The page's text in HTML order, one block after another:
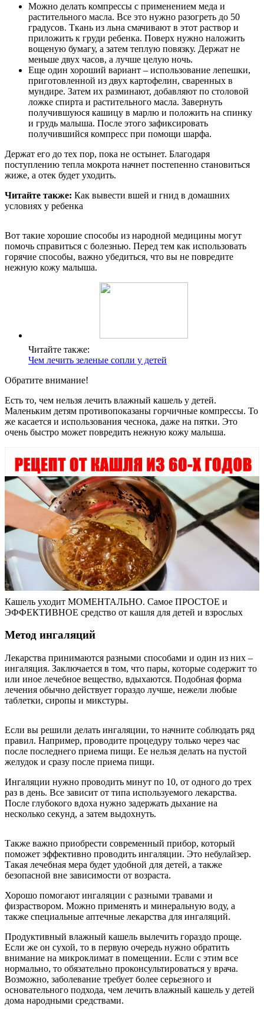
Можно делать компрессы с применением меда и
растительного масла. Все это нужно разогреть до 50
градусов. Ткань из льна смачивают в этот раствор и
приложить к груди ребенка. Поверх нужно наложить
вощеную бумагу, а затем теплую повязку. Держат не
меньше двух часов, а лучше целую ночь.
Еще один хороший вариант – использование лепешки,
приготовленной из двух картофелин, сваренных в
мундире. Затем их разминают, добавляют по столовой
ложке спирта и растительного масла. Завернуть
получившуюся кашицу в марлю и положить на спинку
и грудь малыша. После этого зафиксировать
получившийся компресс при помощи шарфа.
Держат его до тех пор, пока не остынет. Благодаря
поступлению тепла мокрота начнет постепенно становиться
жиже, а отек будет уходить.
Читайте также: Как вывести вшей и гнид в домашних
условиях у ребенка
Вот такие хорошие способы из народной медицины могут
помочь справиться с болезнью. Перед тем как использовать
горячие способы, важно убедиться, что вы не повредите
нежную кожу малыша.
Читайте также:
Чем лечить зеленые сопли у детей
Обратите внимание!
Есть то, чем нельзя лечить влажный кашель у детей.
Маленьким детям противопоказаны горчичные компрессы. То
же касается и использования чеснока, даже на пятки. Это
очень быстро может повредить нежную кожу малыша.
Кашель уходит МОМЕНТАЛЬНО. Самое ПРОСТОЕ и
ЭФФЕКТИВНОЕ средство от кашля для детей и взрослых
Метод ингаляций
Лекарства принимаются разными способами и один из них –
ингаляция. Заключается в том, что пары, которые содержит то
или иное лечебное вещество, вдыхаются. Подобная форма
лечения обычно действует гораздо лучше, нежели любые
таблетки, сиропы и микстуры.
Если вы решили делать ингаляции, то начните соблюдать ряд
правил. Например, проводите процедуру только через час
после последнего приема пищи. Ее нельзя делать на пустой
желудок и сразу после приема пищи.
Ингаляции нужно проводить минут по 10, от одного до трех
раз в день. Все зависит от типа используемого лекарства.
После глубокого вдоха нужно задержать дыхание на
несколько секунд, а затем выдохнуть.
Также важно приобрести современный прибор, который
поможет эффективно проводить ингаляции. Это небулайзер.
Такая лечебная мера будет удобной для детей, а также
безопасной вне зависимости от возраста.
Хорошо помогают ингаляции с разными травами и
физраствором. Можно применять и минеральную воду, а
также специальные аптечные лекарства для ингаляций.
Продуктивный влажный кашель вылечить гораздо проще.
Если же он сухой, то в первую очередь нужно обратить
внимание на микроклимат в помещении. Если с этим все
нормально, то обязательно проконсультироваться у врача.
Возможно, заболевание требует более серьезного и
основательного подхода, чем лечить влажный кашель у детей
дома народными средствами.